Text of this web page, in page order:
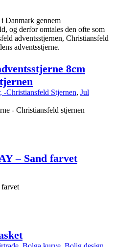
8cm
-Christiansfeld Stjernen, Jul
- Christiansfeld stjernen
– Sand farvet